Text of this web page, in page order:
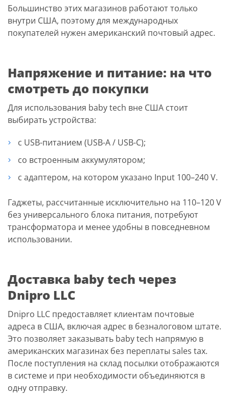
Большинство этих магазинов работают только
внутри США, поэтому для международных
покупателей нужен американский почтовый адрес.
Напряжение и питание: на что
смотреть до покупки
Для использования baby tech вне США стоит
выбирать устройства:
с USB-питанием (USB-A / USB-C);
со встроенным аккумулятором;
с адаптером, на котором указано Input 100–240 V.
Гаджеты, рассчитанные исключительно на 110–120 V
без универсального блока питания, потребуют
трансформатора и менее удобны в повседневном
использовании.
Доставка baby tech через
Dnipro LLC
Dnipro LLC предоставляет клиентам почтовые
адреса в США, включая адрес в безналоговом штате.
Это позволяет заказывать baby tech напрямую в
американских магазинах без переплаты sales tax.
После поступления на склад посылки отображаются
в системе и при необходимости объединяются в
одну отправку.